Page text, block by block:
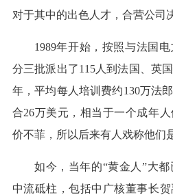
对于其中的出色人才，合营公司
1989年开始，按照与法国
分三批派出了115人到法国、英
年，平均每人培训费约130万法
合26万美元，相当于一个成年
价不菲，所以后来有人戏称他们
如今，当年的“黄金人”大
中流砥柱，包括中广核董事长